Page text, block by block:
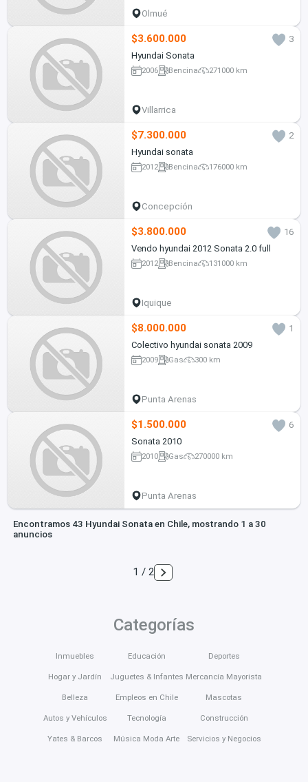
Olmué
$3.600.000
3
Hyundai Sonata
2006 Bencina 271000 km
Villarrica
$7.300.000
2
Hyundai sonata
2012 Bencina 176000 km
Concepción
$3.800.000
16
Vendo hyundai 2012 Sonata 2.0 full
2012 Bencina 131000 km
Iquique
$8.000.000
1
Colectivo hyundai sonata 2009
2009 Gas 300 km
Punta Arenas
$1.500.000
6
Sonata 2010
2010 Gas 270000 km
Punta Arenas
Encontramos 43 Hyundai Sonata en Chile, mostrando 1 a 30
anuncios
1 / 2
Categorías
Inmuebles
Hogar y Jardín
Belleza
Autos y Vehículos
Yates & Barcos
Educación
Juguetes & Infantes
Empleos en Chile
Tecnología
Música Moda Arte
Deportes
Mercancía Mayorista
Mascotas
Construcción
Servicios y Negocios